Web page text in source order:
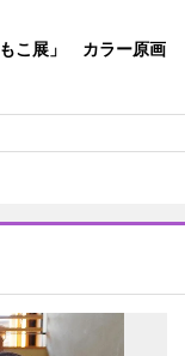
こ展」 カラー原画